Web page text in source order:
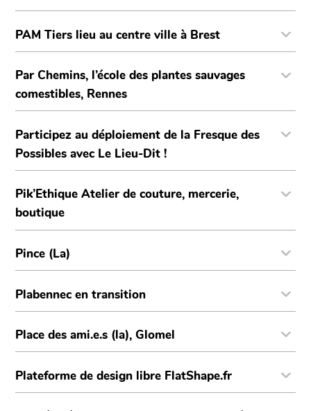
PAM Tiers lieu au centre ville à Brest
Par Chemins, l’école des plantes sauvages
comestibles, Rennes
Participez au déploiement de la Fresque des
Possibles avec Le Lieu-Dit !
Pik’Ethique Atelier de couture, mercerie,
boutique
Pince (La)
Plabennec en transition
Place des ami.e.s (la), Glomel
Plateforme de design libre FlatShape.fr